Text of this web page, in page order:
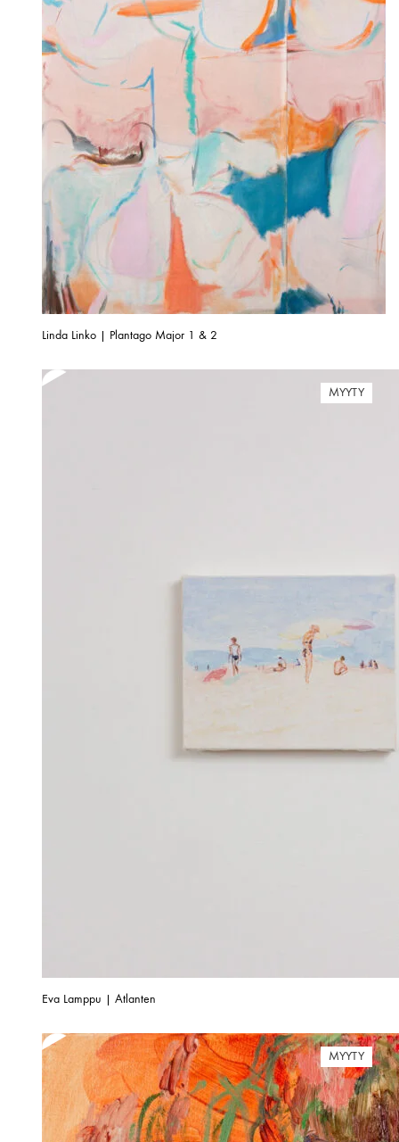
Linda Linko | Plantago Major 1 & 2
MYYTY
Eva Lamppu | Atlanten
MYYTY